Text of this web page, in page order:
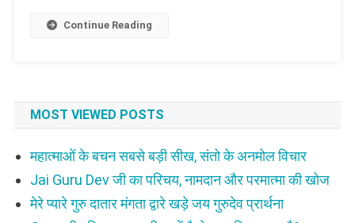
Continue Reading
MOST VIEWED POSTS
महात्माओं के बचन सबसे बड़ी सीख, संतो के अनमोल विचार
Jai Guru Dev जी का परिचय, नामदान और परमात्मा की खोज
मेरे प्यारे गुरु दातार मंगता द्वारे खड़े जय गुरुदेव प्रार्थना